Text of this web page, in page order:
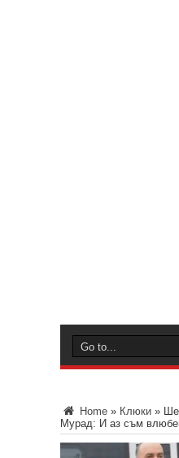
Home » Клюки »
Мурад: И аз съм